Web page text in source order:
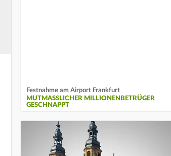
Festnahme am Airport Frankfurt
MUTMASSLICHER MILLIONENBETRÜGER G
ESCHNAPPT